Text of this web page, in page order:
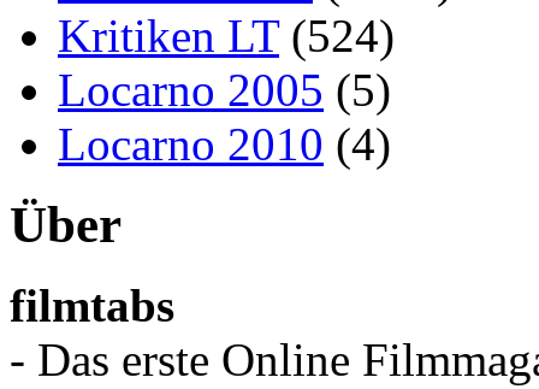
Kritiken LT(524)
Locarno 2005 (5)
Locarno 2010 (4)
Über
filmtabs
- Das erste Online